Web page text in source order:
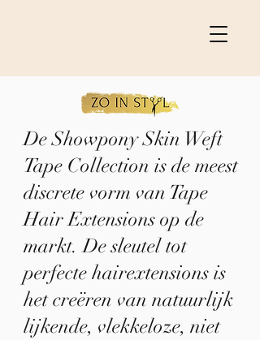
De Showpony Skin Weft
Tape Collection is de meest
discrete vorm van Tape
Hair Extensions op de
markt. De sleutel tot
perfecte hairextensions is
het creëren van natuurlijk
lijkende, vlekkeloze, niet